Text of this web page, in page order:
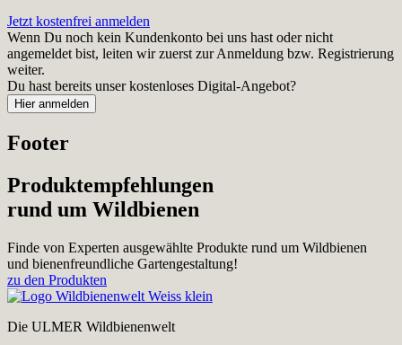
Jetzt kostenfrei anmelden
Wenn Du noch kein Kundenkonto bei uns hast oder nicht
angemeldet bist, leiten wir zuerst zur Anmeldung bzw. Registrierung
weiter.
Du hast bereits unser kostenloses Digital-Angebot?
Footer
Produktempfehlungen
rund um Wildbienen
Finde von Experten ausgewählte Produkte rund um Wildbienen
und bienenfreundliche Gartengestaltung!
zu den Produkten
Die ULMER Wildbienenwelt